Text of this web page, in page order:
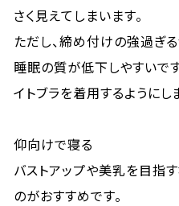
さく見えてしまいます。
ただし、締め付けの強過ぎ
睡眠の質が低下しやすいで
イトブラを着用するようにし
仰向けで寝る
バストアップや美乳を目指
のがおすすめです。